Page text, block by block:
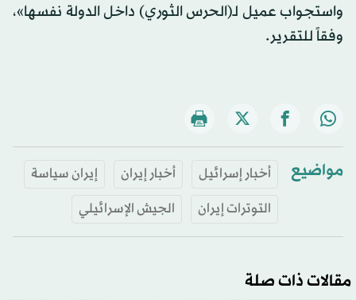
واستجواب عميل لـ(الحرس الثوري) داخل الدولة نفسها»،
وفقاً للتقرير.
مواضيع أخبار إسرائيل أخبار إيران
إيران سياسة
التوترات إيران
الجيش الإسرائيلي
مقالات ذات صلة